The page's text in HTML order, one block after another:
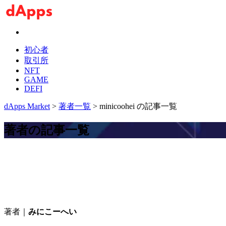
初心者
取引所
NFT
GAME
DEFI
dApps Market > 著者一覧 > minicoohei の記事一覧
著者の記事一覧
著者｜ みにこーへい